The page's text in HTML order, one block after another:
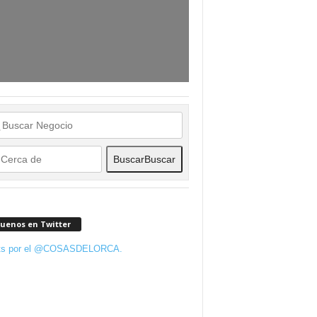
BuscarBuscar
en Twitter
por el @COSASDELORCA.